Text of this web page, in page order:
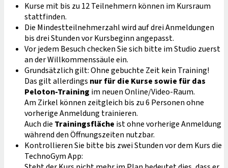
Kurse mit bis zu 12 Teilnehmern können im Kursraum
stattfinden.
Die Mindestteilnehmerzahl wird auf drei Anmeldungen
bis drei Stunden vor Kursbeginn angepasst.
Vor jedem Besuch checken Sie sich bitte im Studio zuerst
an der Willkommenssäule ein.
Grundsätzlich gilt: Ohne gebuchte Zeit kein Training!
Das gilt allerdings nur für die Kurse sowie für das
Peloton-Training im neuen Online/Video-Raum.
Am Zirkel können zeitgleich bis zu 6 Personen ohne
vorherige Anmeldung trainieren.
Auch die Trainingsfläche ist ohne vorherige Anmeldung
während den Öffnungszeiten nutzbar.
Kontrollieren Sie bitte bis zwei Stunden vor dem Kurs die
TechnoGym App: